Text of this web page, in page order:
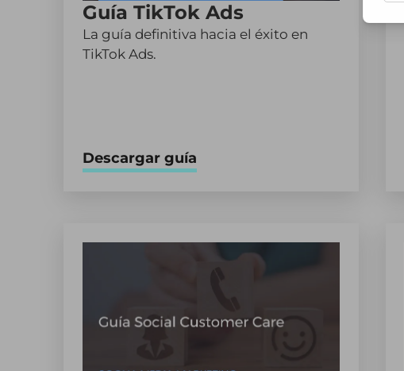
Guía TikTok Ads
La guía definitiva hacia el éxito en
TikTok Ads.
Descargar guía